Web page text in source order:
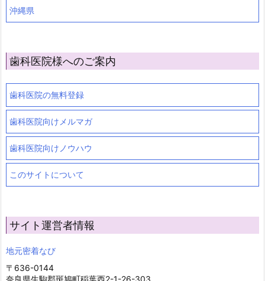
沖縄県
歯科医院様へのご案内
歯科医院の無料登録
歯科医院向けメルマガ
歯科医院向けノウハウ
このサイトについて
サイト運営者情報
地元密着なび
〒636-0144
奈良県生駒郡斑鳩町稲葉西2-1-26-303